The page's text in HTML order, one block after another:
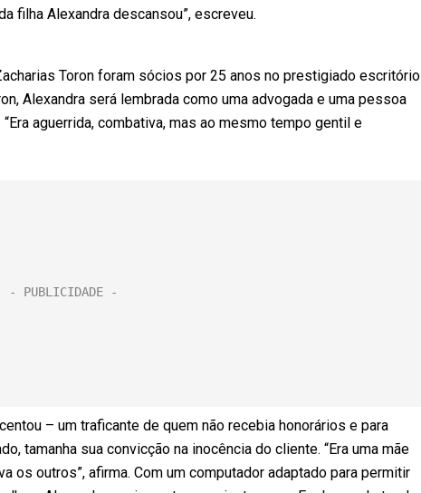
filha Alexandra descansou”, escreveu.
Toron foram sócios por 25 anos no prestigiado escritório
Alexandra será lembrada como uma advogada e uma pessoa
aguerrida, combativa, mas ao mesmo tempo gentil e
– um traficante de quem não recebia honorários e para
tamanha sua convicção na inocência do cliente. “Era uma mãe
os outros”, afirma. Com um computador adaptado para permitir